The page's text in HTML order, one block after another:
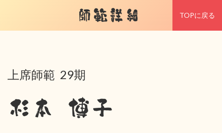
師範詳細 TOPに戻る
上席師範 29期
杉本 博子